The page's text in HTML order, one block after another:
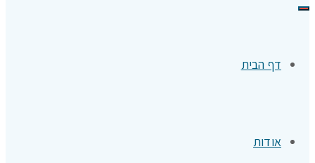
תפריט
דף הבית
אודות